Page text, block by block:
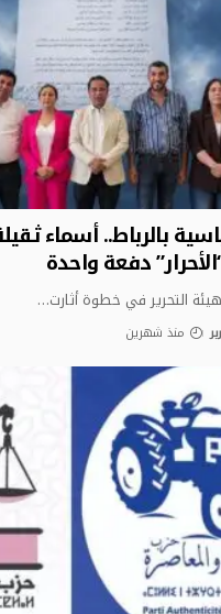
بالرباط.. أسماء
دفعة واحدة
…
منذ شهرين